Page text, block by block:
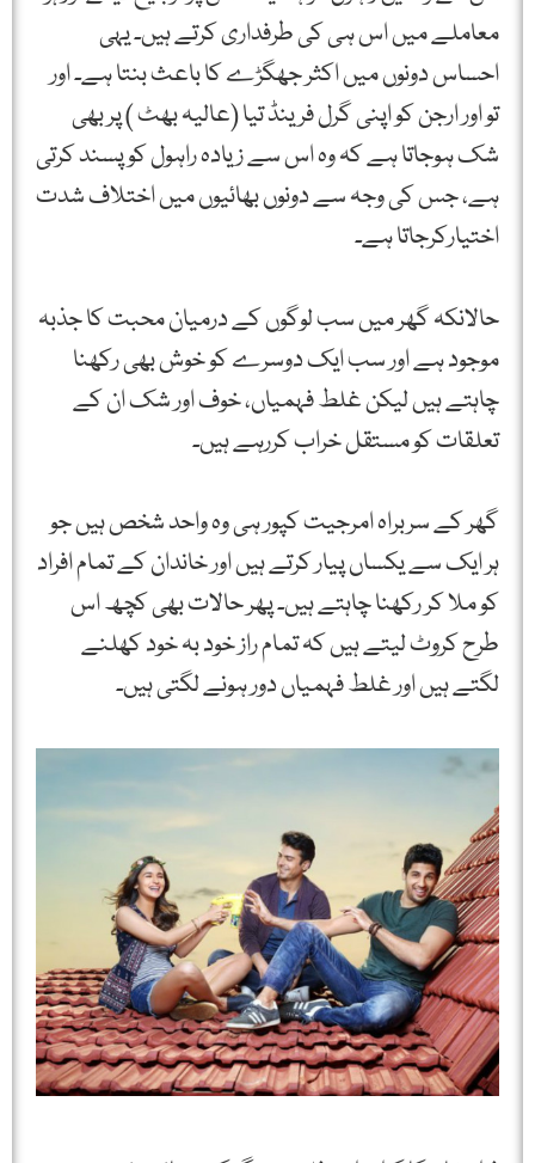
معاملے میں اس ہی کی طرفداری کرتے ہیں۔ یہی
احساس دونوں میں اکثر جھگڑے کا باعث بنتا ہے۔ اور
تو اور ارجن کو اپنی گرل فرینڈ تیا (عالیہ بھٹ ) پر بھی
شک ہوجاتا ہے کہ وہ اس سے زیادہ راہول کو پسند کرتی
ہے، جس کی وجہ سے دونوں بھائیوں میں اختلاف شدت
اختیارکرجاتا ہے۔
حالانکہ گھر میں سب لوگوں کے درمیان محبت کا جذبہ
موجود ہے اور سب ایک دوسرے کو خوش بھی رکھنا
چاہتے ہیں لیکن غلط فہمیاں، خوف اور شک ان کے
تعلقات کو مستقل خراب کررہے ہیں۔
گھر کے سربراہ امرجیت کپور ہی وہ واحد شخص ہیں جو
ہر ایک سے یکساں پیار کرتے ہیں اور خاندان کے تمام افراد
کو ملا کر رکھنا چاہتے ہیں۔ پھر حالات بھی کچھ اس
طرح کروٹ لیتے ہیں کہ تمام راز خود بہ خود کھلنے
لگتے ہیں اور غلط فہمیاں دور ہونے لگتی ہیں۔